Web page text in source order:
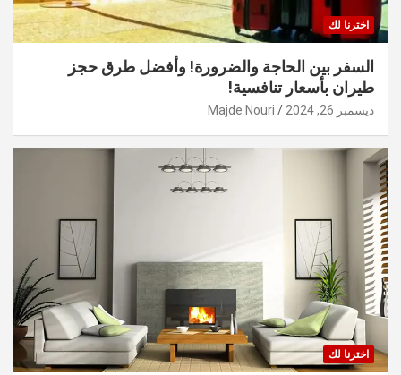
اخترنا لك
السفر بين الحاجة والضرورة! وأفضل طرق حجز
طيران بأسعار تنافسية!
ديسمبر 26, 2024 Majde Nouri
اخترنا لك